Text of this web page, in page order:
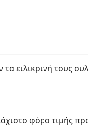
ειλικρινή τους
φόρο τιμής